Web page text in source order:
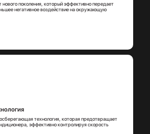
поколения, который эффективно передает
негативное воздействие на окружающую
технология, которая предотвращает
эффективно контролируя скорость